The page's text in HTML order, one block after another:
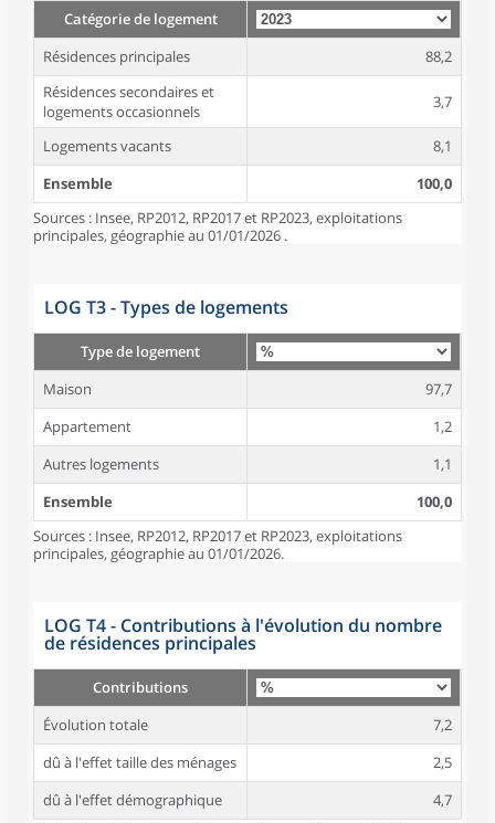
Catégorie de logement
Résidences principales
88,2
Résidences secondaires et
logements occasionnels
3,7
Logements vacants
8,1
Ensemble
100,0
Sources : Insee, RP2012, RP2017 et RP2023, exploitations
principales, géographie au 01/01/2026 .
LOG T3 - Types de logements
Type de logement
Maison
97,7
Appartement
1,2
Autres logements
1,1
Ensemble
100,0
Sources : Insee, RP2012, RP2017 et RP2023, exploitations
principales, géographie au 01/01/2026.
LOG T4 - Contributions à l'évolution du nombre
de résidences principales
Contributions
Évolution totale
7,2
dû à l'effet taille des ménages
2,5
dû à l'effet démographique
4,7